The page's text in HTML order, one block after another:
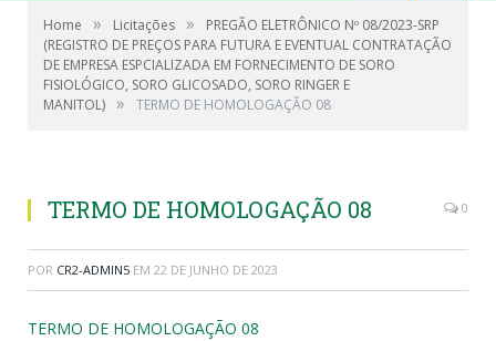
Home » Licitações »
PREGÃO ELETRÔNICO Nº 08/2023-SRP
(REGISTRO DE PREÇOS PARA FUTURA E EVENTUAL CONTRATAÇÃO
DE EMPRESA ESPCIALIZADA EM FORNECIMENTO DE SORO
FISIOLÓGICO, SORO GLICOSADO, SORO RINGER E
MANITOL) » TERMO DE HOMOLOGAÇÃO 08
TERMO DE HOMOLOGAÇÃO 08 0
POR CR2-ADMIN5 EM 22 DE JUNHO DE 2023
TERMO DE HOMOLOGAÇÃO 08